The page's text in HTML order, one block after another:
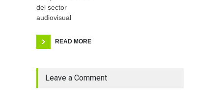
del sector
audiovisual
READ MORE
Leave a Comment